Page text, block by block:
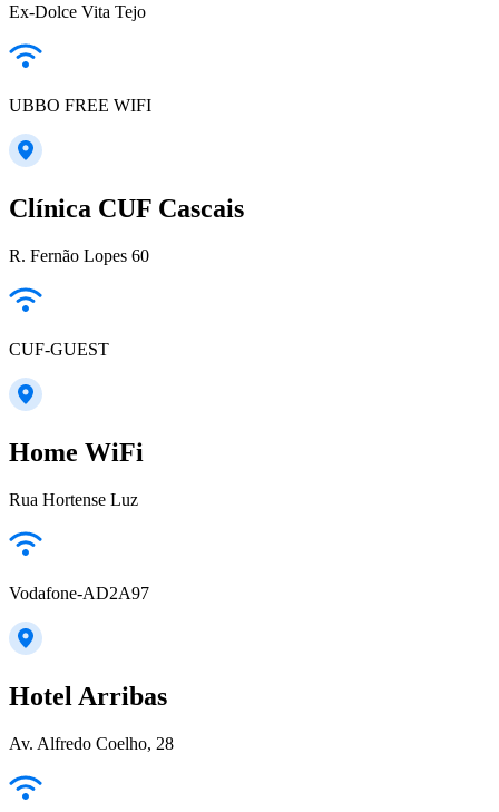
Ex-Dolce Vita Tejo
UBBO FREE WIFI
Clínica CUF Cascais
R. Fernão Lopes 60
CUF-GUEST
Home WiFi
Rua Hortense Luz
Vodafone-AD2A97
Hotel Arribas
Av. Alfredo Coelho, 28